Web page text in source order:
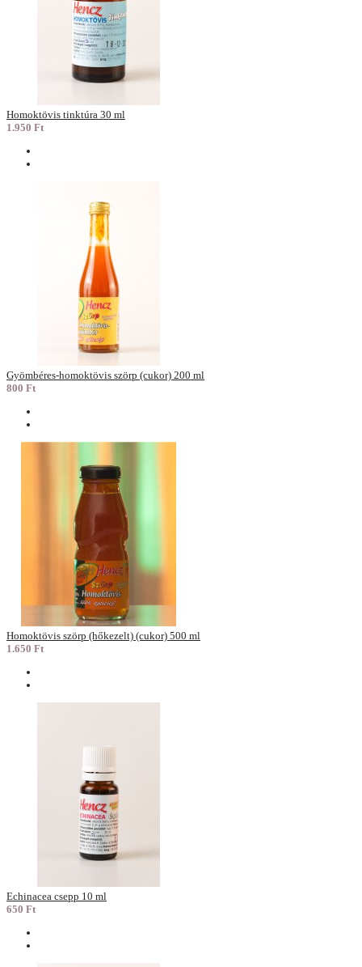
Homoktövis tinktúra 30 ml
1.950 Ft
Gyömbéres-homoktövis szörp (cukor) 200 ml
800 Ft
Homoktövis szörp (hőkezelt) (cukor) 500 ml
1.650 Ft
Echinacea csepp 10 ml
650 Ft